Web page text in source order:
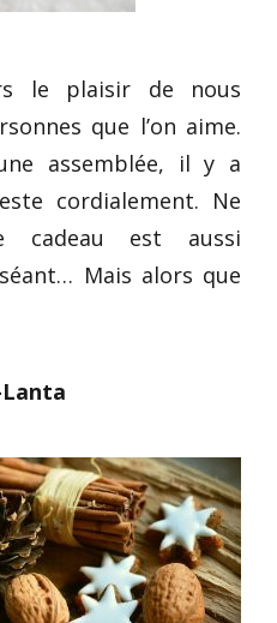
le plaisir de nous
que l’on aime.
assemblée, il y a
cordialement. Ne
est aussi
Mais alors que